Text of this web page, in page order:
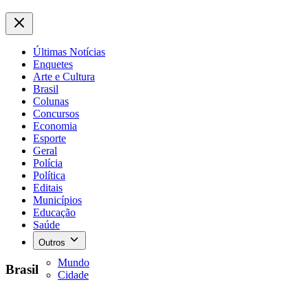
Últimas Notícias
Enquetes
Arte e Cultura
Brasil
Colunas
Concursos
Economia
Esporte
Geral
Polícia
Política
Editais
Municípios
Educação
Saúde
Outros
Mundo
Cidade
Brasil